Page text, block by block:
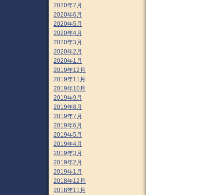
2020年7月
2020年6月
2020年5月
2020年4月
2020年3月
2020年2月
2020年1月
2019年12月
2019年11月
2019年10月
2019年9月
2019年8月
2019年7月
2019年6月
2019年5月
2019年4月
2019年3月
2019年2月
2019年1月
2018年12月
2018年11月